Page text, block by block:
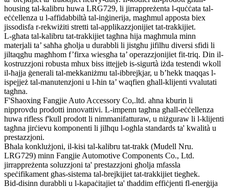
housing tal-kalibru huwa LRG729, li jirrappreżenta l-quċċata tal-
eċċellenza u l-affidabbiltà tal-inġinerija, magħmul apposta biex
jissodisfa r-rekwiżiti stretti tal-applikazzjonijiet tat-trakkijiet.
L-għata tal-kalibru tat-trakkijiet tagħna hija magħmula minn
materjali ta’ saħħa għolja u durabbli li jistgħu jifilħu diversi sfidi li
jiltaqgħu magħhom f’firxa wiesgħa ta’ operazzjonijiet fit-triq. Din il-
kostruzzjoni robusta mhux biss ittejjeb is-sigurtà iżda testendi wkoll
il-ħajja ġenerali tal-mekkaniżmu tal-ibbrejkjar, u b’hekk tnaqqas l-
ispejjeż tal-manutenzjoni u l-ħin ta’ waqfien għall-klijenti vvalutati
tagħna.
F'Shaoxing Fangjie Auto Accessory Co,.ltd. aħna kburin li
nipprovdu prodotti innovattivi. L-impenn tagħna għall-eċċellenza
huwa rifless f'kull prodott li nimmanifatturaw, u niżguraw li l-klijenti
tagħna jirċievu komponenti li jilħqu l-ogħla standards ta' kwalità u
prestazzjoni.
Bħala konklużjoni, il-kisi tal-kalibru tat-trakk (Mudell Nru.
LRG729) minn Fangjie Automotive Components Co., Ltd.
jirrappreżenta soluzzjoni ta' prestazzjoni għolja mfassla
speċifikament għas-sistema tal-brejkijiet tat-trakkijiet tiegħek.
Bid-disinn durabbli u l-kapaċitajiet ta' tħaddim effiċjenti fl-enerġija